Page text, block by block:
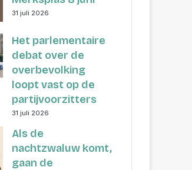
31 juli 2026
Het parlementaire
debat over de
overbevolking
loopt vast op de
partijvoorzitters
31 juli 2026
Als de
nachtzwaluw komt,
gaan de